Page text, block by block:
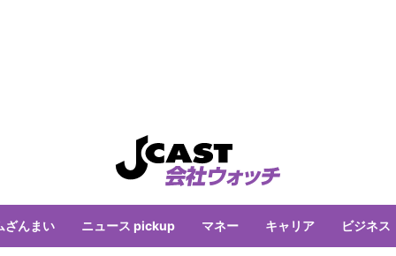
ざんまい ニュース pickup マネー キャリア ビジネス